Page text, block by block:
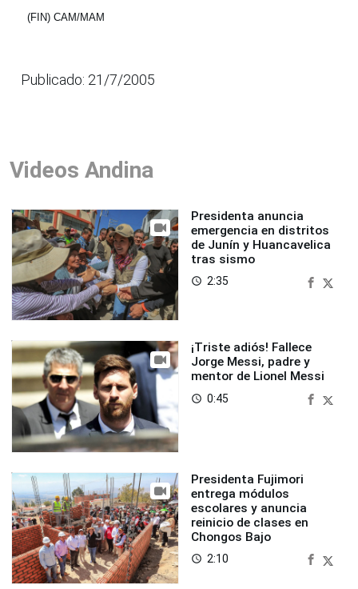
(FIN) CAM/MAM
Publicado: 21/7/2005
Videos Andina
Presidenta anuncia
emergencia en distritos
de Junín y Huancavelica
tras sismo
access_time 2:35
¡Triste adiós! Fallece
Jorge Messi, padre y
mentor de Lionel Messi
access_time 0:45
Presidenta Fujimori
entrega módulos
escolares y anuncia
reinicio de clases en
Chongos Bajo
access_time 2:10